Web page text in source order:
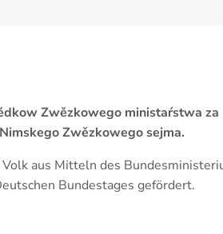
Zwězkowego ministaŕstwa za
Zwězkowego sejma.
aus Mitteln des
Bundestages gefördert.